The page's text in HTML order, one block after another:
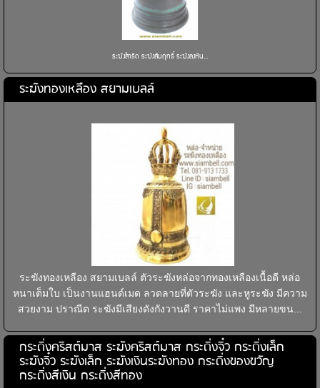
ระฆังสำริด ระฆังสัมฤทธิ์ ระฆังลงหิน...
ระฆังทองเหลือง สยามเบลล์
ระฆังทองเหลือง สยามเบลล์ ตัวระฆังหล่อจากทองเหลืองเนื้อดี หล่อ
หนาเต็มใบ เป็นงานแฮนด์เมด ลวดลายที่ตัวระฆัง และหูระฆัง มีความ
สวยงาม ปราณีต ระฆังมีเสียงดังกังวานดี ราคาไม่แพง มีหลายขน...
กระดิ่งคริสต์มาส ระฆังคริสต์มาส กระดิ่งจิ๋ว กระดิ่งเล็ก
ระฆังจิ๋ว ระฆังเล็ก ระฆังเงินระฆังทอง กระดิ่งของขวัญ
กระดิ่งสีเงิน กระดิ่งสีทอง